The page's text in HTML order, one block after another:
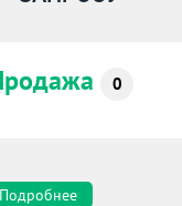
0
Подробнее